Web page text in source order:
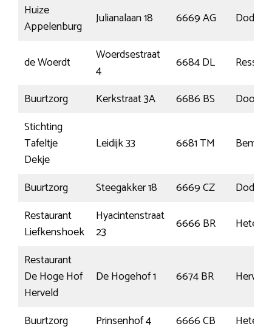
Huize
Appelenburg
Julianalaan 18 6669 AG
de Woerdt
Woerdsestraat
4
6684 DL
Ressen
Buurtzorg
Kerkstraat 3A 6686 BS
Stichting
Tafeltje
Dekje
Leidijk 33 6681 TM Bemmel
Buurtzorg Steegakker 18 6669 CZ
Restaurant
Liefkenshoek
Hyacintenstraat
23
6666 BR
Heteren
Restaurant
De Hoge Hof
Herveld
De Hogehof 1 6674 BR Herveld
Buurtzorg Prinsenhof 4 6666 CB
Heteren